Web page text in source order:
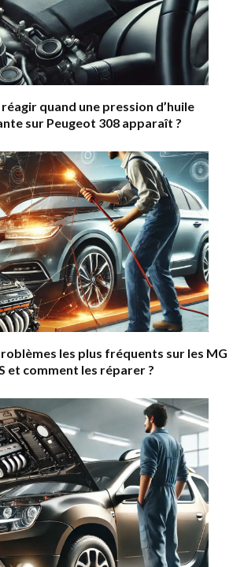
quand une pression d’huile
sur Peugeot 308 apparaît ?
les plus fréquents sur les MG
et comment les réparer ?